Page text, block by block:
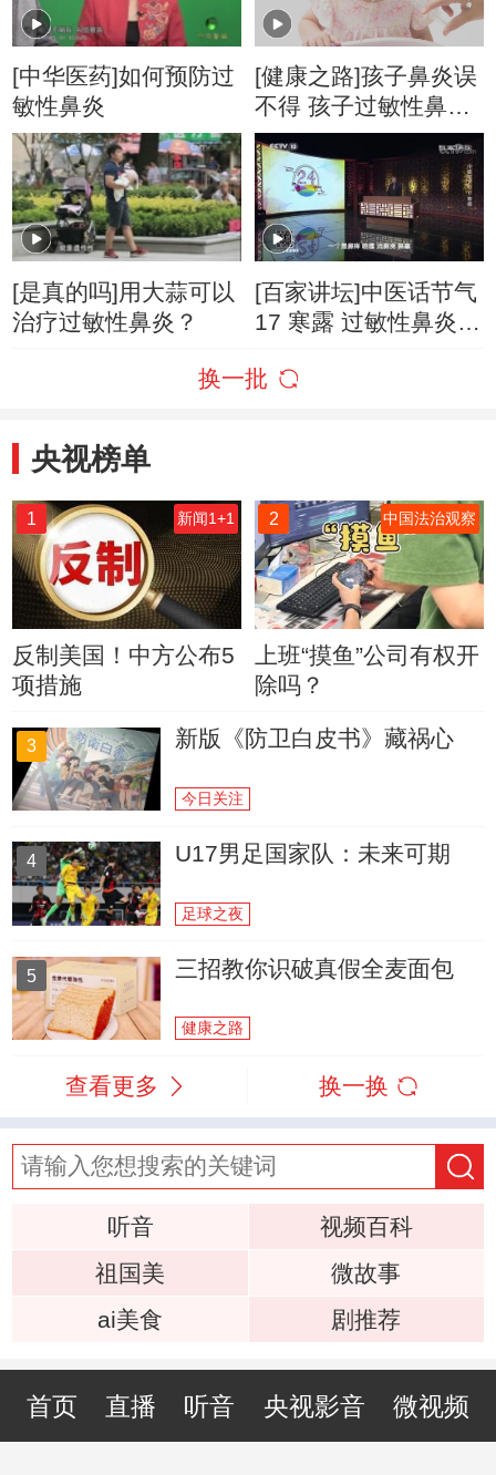
[中华医药]如何预防过
敏性鼻炎
[健康之路]孩子鼻炎误
不得 孩子过敏性鼻炎
日常护理这样做
[是真的吗]用大蒜可以
治疗过敏性鼻炎？
[百家讲坛]中医话节气
17 寒露 过敏性鼻炎的
换一批
央视榜单
1 新闻1+1
反制美国！中方公布5
项措施
2 中国法治观察
上班“摸鱼”公司有权开
除吗？
3 新版《防卫白皮书》藏祸心
今日关注
4 U17男足国家队：未来可期
足球之夜
5 三招教你识破真假全麦面包
健康之路
查看更多 换一换
听音
视频百科
祖国美
微故事
ai美食
剧推荐
首页 直播 听音 央视影音 微视频